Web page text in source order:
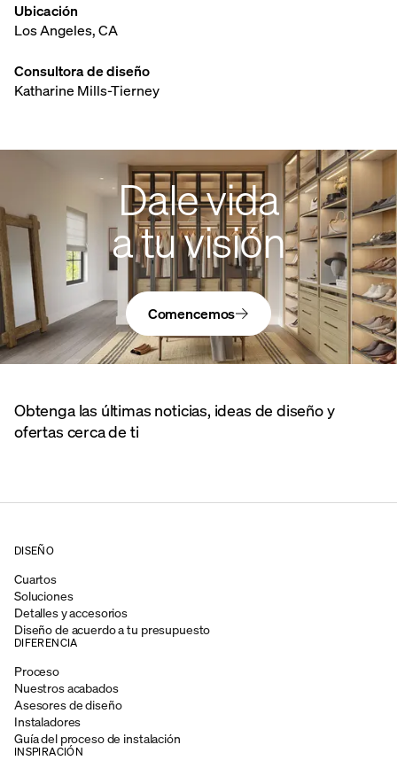
Ubicación
Los Angeles, CA
Consultora de diseño
Katharine Mills-Tierney
Dale vida
a tu visión
Comencemos
Obtenga las últimas noticias, ideas de diseño y
ofertas cerca de ti
DISEÑO
Cuartos
Soluciones
Detalles y accesorios
Diseño de acuerdo a tu presupuesto
DIFERENCIA
Proceso
Nuestros acabados
Asesores de diseño
Instaladores
Guía del proceso de instalación
INSPIRACIÓN